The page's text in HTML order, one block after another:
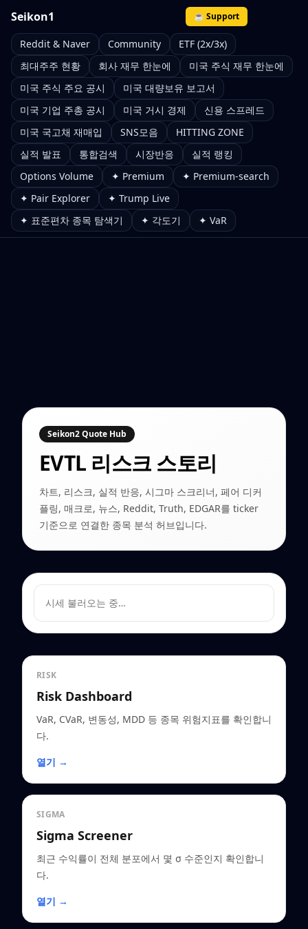
Seikon1 ☕ Support
Reddit & Naver Community
ETF (2x/3x)
최대주주 현황
회사 재무 한눈에
미국 주식 재무 한눈에
미국 주식 주요 공시
미국 대량보유 보고서
미국 기업 주총 공시
미국 거시 경제
신용 스프레드
미국 국고채 재매입
SNS모음
HITTING ZONE
실적 발표
통합검색 시장반응
실적 랭킹
Options Volume
✦ Premium
✦ Premium-search
✦ Pair Explorer
✦ Trump Live
✦ 표준편차 종목 탐색기
✦ 각도기 ✦ VaR
Seikon2 Quote Hub
EVTL 리스크 스토리
차트, 리스크, 실적 반응, 시그마 스크리너, 페어 디커
플링, 매크로, 뉴스, Reddit, Truth, EDGAR를 ticker
기준으로 연결한 종목 분석 허브입니다.
시세 불러오는 중…
RISK
Risk Dashboard
VaR, CVaR, 변동성, MDD 등 종목 위험지표를 확인합니
다.
열기 →
SIGMA
Sigma Screener
최근 수익률이 전체 분포에서 몇 σ 수준인지 확인합니
다.
열기 →